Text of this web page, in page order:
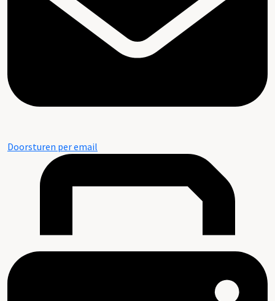
Doorsturen per email